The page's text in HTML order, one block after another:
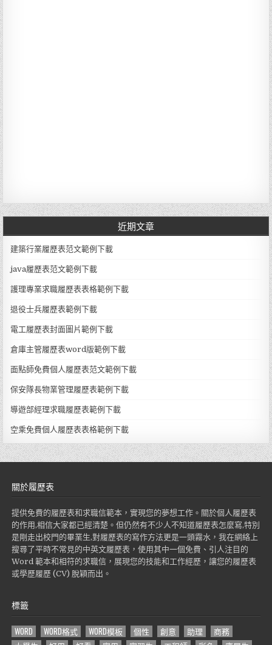
近期文章
建築行業履歷表范文範例下載
java履歷表范文範例下載
護理專業求職履歷表表格範例下載
退役士兵履歷表範例下載
電工履歷表封面圖片範例下載
倉庫主管履歷表word版範例下載
面點師免費個人履歷表范文範例下載
保安隊長物業管理履歷表範例下載
導遊部經理求職履歷表範例下載
空乘免費個人履歷表表格範例下載
關於履歷表
提供免費的履歷表和求職信範本，實現您的夢想工作。關於個人履歷表
的作用,相信大家都已經清楚。但仍然有不少人不知道履歷表怎麼寫,特別
是剛走出校門的畢業生,對履歷表的寫作方法更是一頭霧水，我在網絡上
搜尋了平時不常見的中英文履歷表，使用其中一個免費、引人注目的
Word 範本和相符的求職信，展現您的技能和工作經歷，讓您的履歷表
或學歷履歷 (CV) 脫穎而出。
標籤
WORD WORD格式 WORD模板 個性 創意 助理
商務